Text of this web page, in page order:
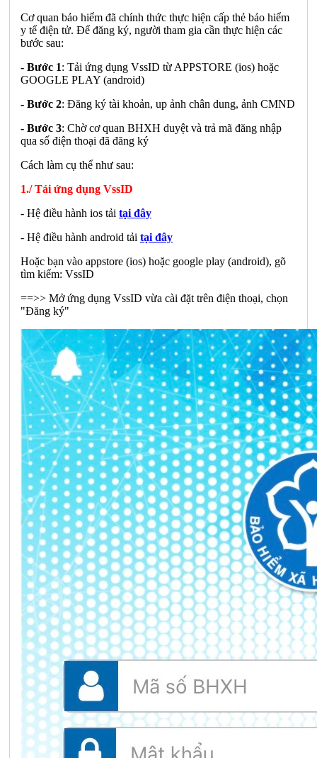
Cơ quan bảo hiểm đã chính thức thực hiện cấp thẻ bảo hiểm
y tế điện tử. Để đăng ký, người tham gia cần thực hiện các
bước sau:
- Bước 1: Tải ứng dụng VssID từ APPSTORE (ios) hoặc
GOOGLE PLAY (android)
- Bước 2: Đăng ký tài khoản, up ảnh chân dung, ảnh CMND
- Bước 3: Chờ cơ quan BHXH duyệt và trả mã đăng nhập
qua số điện thoại đã đăng ký
Cách làm cụ thể như sau:
1./ Tải ứng dụng VssID
- Hệ điều hành ios tải tại đây
- Hệ điều hành android tải tại đây
Hoặc bạn vào appstore (ios) hoặc google play (android), gõ
tìm kiếm: VssID
==>> Mở ứng dụng VssID vừa cài đặt trên điện thoại, chọn
"Đăng ký"